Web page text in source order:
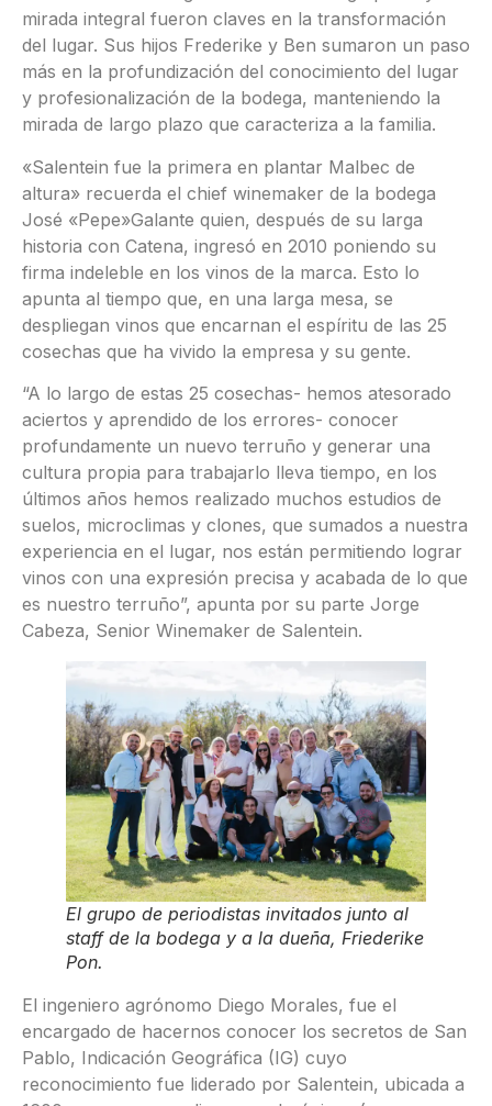
mirada integral fueron claves en la transformación
del lugar. Sus hijos Frederike y Ben sumaron un paso
más en la profundización del conocimiento del lugar
y profesionalización de la bodega, manteniendo la
mirada de largo plazo que caracteriza a la familia.
«Salentein fue la primera en plantar Malbec de
altura» recuerda el chief winemaker de la bodega
José «Pepe»Galante quien, después de su larga
historia con Catena, ingresó en 2010 poniendo su
firma indeleble en los vinos de la marca. Esto lo
apunta al tiempo que, en una larga mesa, se
despliegan vinos que encarnan el espíritu de las 25
cosechas que ha vivido la empresa y su gente.
“A lo largo de estas 25 cosechas- hemos atesorado
aciertos y aprendido de los errores- conocer
profundamente un nuevo terruño y generar una
cultura propia para trabajarlo lleva tiempo, en los
últimos años hemos realizado muchos estudios de
suelos, microclimas y clones, que sumados a nuestra
experiencia en el lugar, nos están permitiendo lograr
vinos con una expresión precisa y acabada de lo que
es nuestro terruño”, apunta por su parte Jorge
Cabeza, Senior Winemaker de Salentein.
El grupo de periodistas invitados junto al
staff de la bodega y a la dueña, Friederike
Pon.
El ingeniero agrónomo Diego Morales, fue el
encargado de hacernos conocer los secretos de San
Pablo, Indicación Geográfica (IG) cuyo
reconocimiento fue liderado por Salentein, ubicada a